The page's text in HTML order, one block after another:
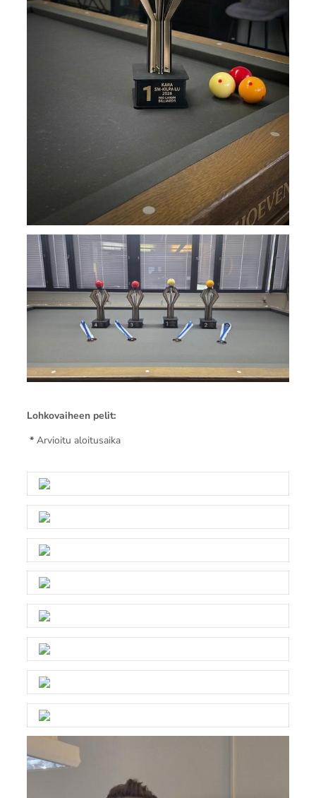
Lohkovaiheen pelit:
* Arvioitu aloitusaika